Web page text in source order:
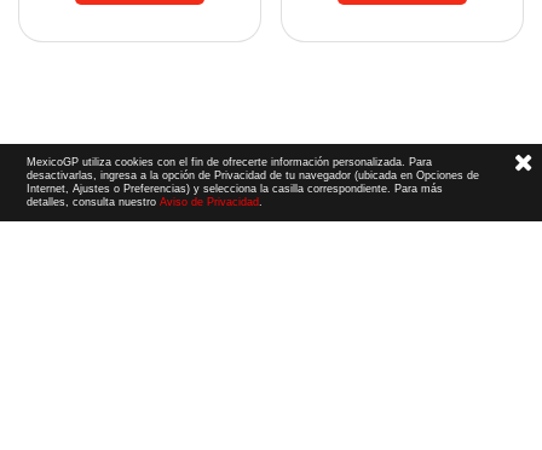
MexicoGP utiliza cookies con el fin de ofrecerte información personalizada. Para
desactivarlas, ingresa a la opción de Privacidad de tu navegador (ubicada en Opciones de
Internet, Ajustes o Preferencias) y selecciona la casilla correspondiente. Para más
detalles, consulta nuestroAviso de Privacidad.